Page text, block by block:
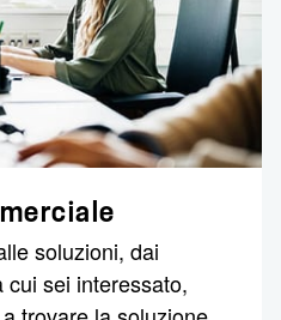
soluzioni, dai
sei interessato,